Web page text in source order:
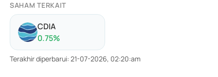
SAHAM TERKAIT
CDIA
0.75%
Terakhir diperbarui: 21-07-2026, 02:20:am